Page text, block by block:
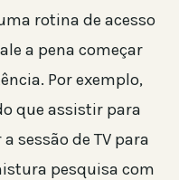
rotina de acesso
a pena começar
Por exemplo,
que assistir para
sessão de TV para
pesquisa com